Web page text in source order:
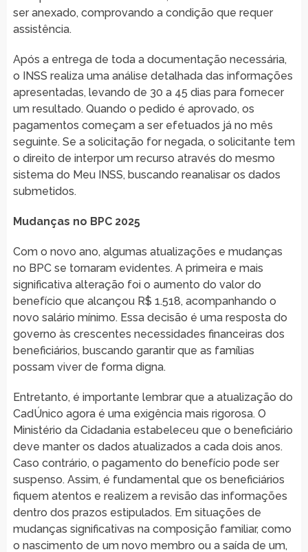
ser anexado, comprovando a condição que requer
assistência.
Após a entrega de toda a documentação necessária,
o INSS realiza uma análise detalhada das informações
apresentadas, levando de 30 a 45 dias para fornecer
um resultado. Quando o pedido é aprovado, os
pagamentos começam a ser efetuados já no mês
seguinte. Se a solicitação for negada, o solicitante tem
o direito de interpor um recurso através do mesmo
sistema do Meu INSS, buscando reanalisar os dados
submetidos.
Mudanças no BPC 2025
Com o novo ano, algumas atualizações e mudanças
no BPC se tornaram evidentes. A primeira e mais
significativa alteração foi o aumento do valor do
benefício que alcançou R$ 1.518, acompanhando o
novo salário mínimo. Essa decisão é uma resposta do
governo às crescentes necessidades financeiras dos
beneficiários, buscando garantir que as famílias
possam viver de forma digna.
Entretanto, é importante lembrar que a atualização do
CadÚnico agora é uma exigência mais rigorosa. O
Ministério da Cidadania estabeleceu que o beneficiário
deve manter os dados atualizados a cada dois anos.
Caso contrário, o pagamento do benefício pode ser
suspenso. Assim, é fundamental que os beneficiários
fiquem atentos e realizem a revisão das informações
dentro dos prazos estipulados. Em situações de
mudanças significativas na composição familiar, como
o nascimento de um novo membro ou a saída de um,